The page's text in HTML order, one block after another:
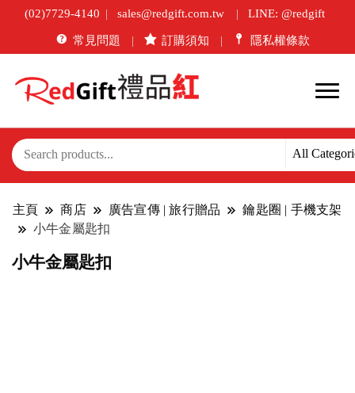
(02)7729-4140 sales@redgift.com.tw LINE: @redgift
常見問題 訂購須知 隱私權條款
主頁 商店 廣告宣傳 | 旅行贈品
鑰匙圈 | 手機支架
小牛金屬匙扣
小牛金屬匙扣